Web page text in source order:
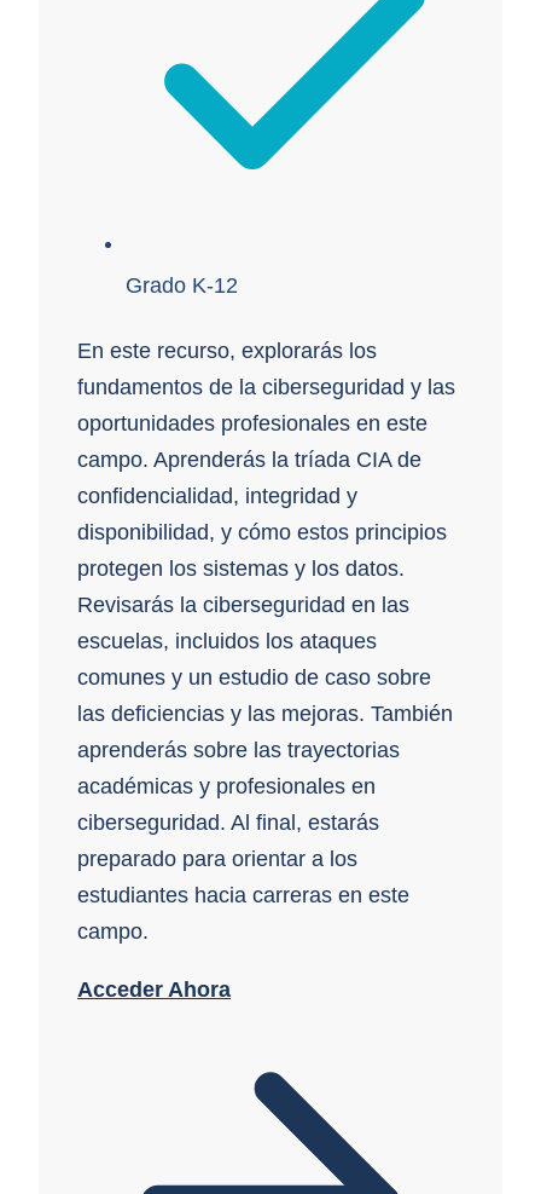
Grado K-12
En este recurso, explorarás los
fundamentos de la ciberseguridad y las
oportunidades profesionales en este
campo. Aprenderás la tríada CIA de
confidencialidad, integridad y
disponibilidad, y cómo estos principios
protegen los sistemas y los datos.
Revisarás la ciberseguridad en las
escuelas, incluidos los ataques
comunes y un estudio de caso sobre
las deficiencias y las mejoras. También
aprenderás sobre las trayectorias
académicas y profesionales en
ciberseguridad. Al final, estarás
preparado para orientar a los
estudiantes hacia carreras en este
campo.
Acceder Ahora